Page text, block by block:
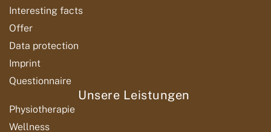
Interesting facts
Offer
Data protection
Imprint
Questionnaire
Unsere Leistungen
Physiotherapie
Wellness